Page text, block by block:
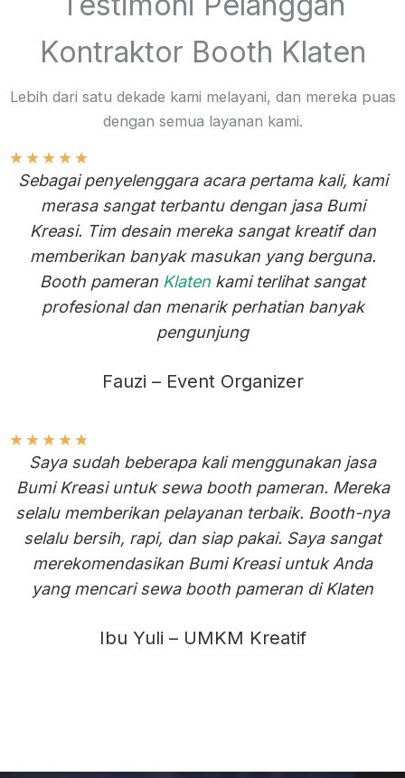
Kontraktor Booth Klaten
Lebih dari satu dekade kami melayani, dan mereka puas
dengan semua layanan kami.
★★★★★
Sebagai penyelenggara acara pertama kali, kami
merasa sangat terbantu dengan jasa Bumi
Kreasi. Tim desain mereka sangat kreatif dan
memberikan banyak masukan yang berguna.
Booth pameran Klaten kami terlihat sangat
profesional dan menarik perhatian banyak
pengunjung
Fauzi – Event Organizer
★★★★★
Saya sudah beberapa kali menggunakan jasa
Bumi Kreasi untuk sewa booth pameran. Mereka
selalu memberikan pelayanan terbaik. Booth-nya
selalu bersih, rapi, dan siap pakai. Saya sangat
merekomendasikan Bumi Kreasi untuk Anda
yang mencari sewa booth pameran di Klaten
Ibu Yuli – UMKM Kreatif